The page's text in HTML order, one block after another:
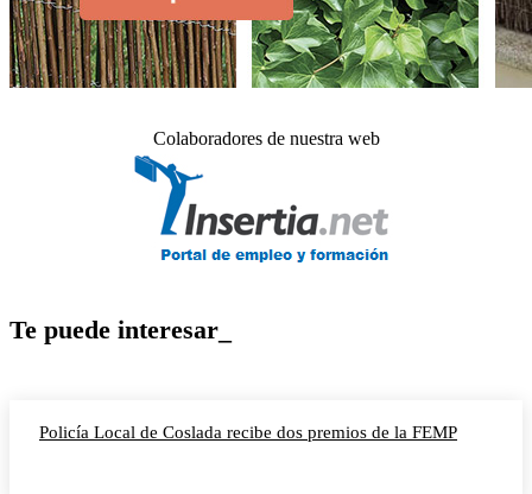
Colaboradores de nuestra web
Te puede interesar_
Policía Local de Coslada recibe dos premios de la FEMP